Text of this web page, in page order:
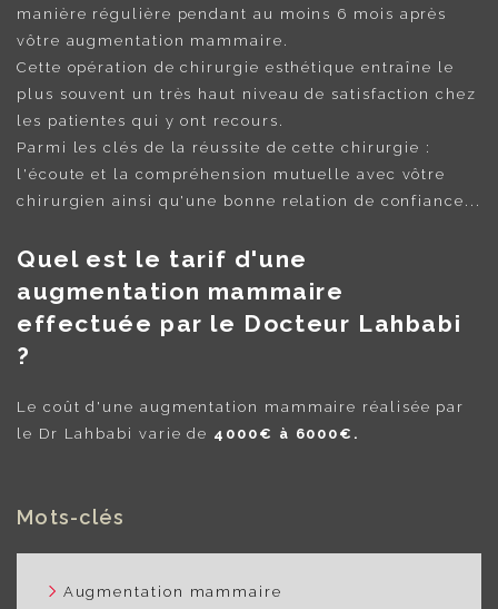
manière régulière pendant au moins 6 mois après
vôtre augmentation mammaire.
Cette opération de chirurgie esthétique entraîne le
plus souvent un très haut niveau de satisfaction chez
les patientes qui y ont recours.
Parmi les clés de la réussite de cette chirurgie :
l'écoute et la compréhension mutuelle avec vôtre
chirurgien ainsi qu'une bonne relation de confiance...
Quel est le tarif d'une
augmentation mammaire
effectuée par le Docteur Lahbabi
?
Le coût d'une augmentation mammaire réalisée par
le Dr Lahbabi varie de 4000€ à 6000€.
Mots-clés
Augmentation mammaire